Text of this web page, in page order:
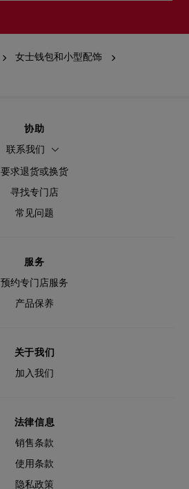
女士钱包和小型配饰
协助
联系我们
要求退货或换货
寻找专门店
常见问题
服务
预约专门店服务
产品保养
关于我们
加入我们
法律信息
销售条款
使用条款
隐私政策